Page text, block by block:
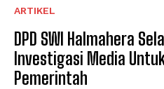
ARTIKEL
DPD SWI Halmahera
Investigasi Media
Pemerintah